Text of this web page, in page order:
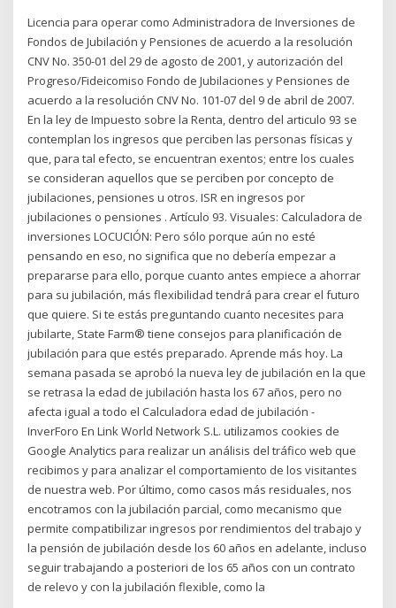
Licencia para operar como Administradora de Inversiones de
Fondos de Jubilación y Pensiones de acuerdo a la resolución
CNV No. 350-01 del 29 de agosto de 2001, y autorización del
Progreso/Fideicomiso Fondo de Jubilaciones y Pensiones de
acuerdo a la resolución CNV No. 101-07 del 9 de abril de 2007.
En la ley de Impuesto sobre la Renta, dentro del articulo 93 se
contemplan los ingresos que perciben las personas físicas y
que, para tal efecto, se encuentran exentos; entre los cuales
se consideran aquellos que se perciben por concepto de
jubilaciones, pensiones u otros. ISR en ingresos por
jubilaciones o pensiones . Artículo 93. Visuales: Calculadora de
inversiones LOCUCIÓN: Pero sólo porque aún no esté
pensando en eso, no significa que no debería empezar a
prepararse para ello, porque cuanto antes empiece a ahorrar
para su jubilación, más flexibilidad tendrá para crear el futuro
que quiere. Si te estás preguntando cuanto necesites para
jubilarte, State Farm® tiene consejos para planificación de
jubilación para que estés preparado. Aprende más hoy. La
semana pasada se aprobó la nueva ley de jubilación en la que
se retrasa la edad de jubilación hasta los 67 años, pero no
afecta igual a todo el Calculadora edad de jubilación -
InverForo En Link World Network S.L. utilizamos cookies de
Google Analytics para realizar un análisis del tráfico web que
recibimos y para analizar el comportamiento de los visitantes
de nuestra web. Por último, como casos más residuales, nos
encotramos con la jubilación parcial, como mecanismo que
permite compatibilizar ingresos por rendimientos del trabajo y
la pensión de jubilación desde los 60 años en adelante, incluso
seguir trabajando a posteriori de los 65 años con un contrato
de relevo y con la jubilación flexible, como la